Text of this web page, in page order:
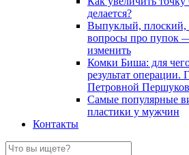
делается?
Выпуклый, плоский,
вопросы про пупок
изменить
Комки Биша: для
результат
Петровной
Самые популярные
пластики у мужчин
Контакты